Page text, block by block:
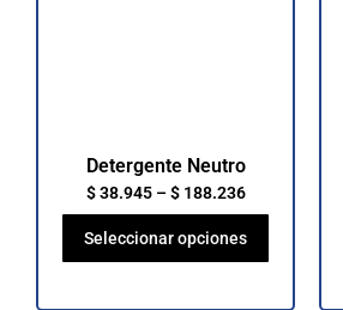
Detergente Neutro
$38.945–$188.236
Seleccionar opciones